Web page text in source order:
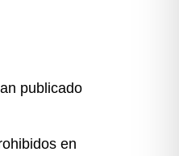
publicado
en